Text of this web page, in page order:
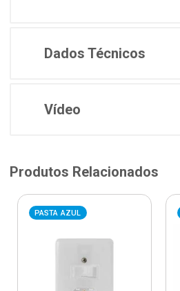
Dados Técnicos
Vídeo
Produtos Relacionados
PASTA AZUL